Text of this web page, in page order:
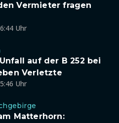
Vermieter fragen
Uhr
auf der B 252 bei
Verletzte
Uhr
Matterhorn: